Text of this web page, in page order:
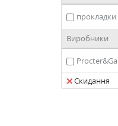
прокладки
Виробники
Скидання